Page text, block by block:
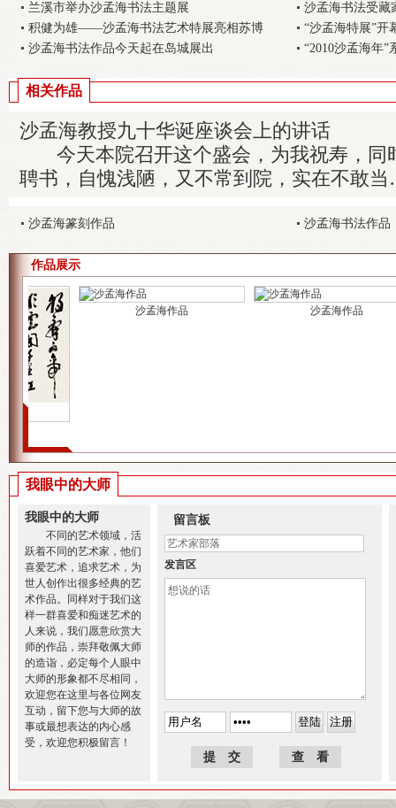
兰溪市举办沙孟海书法主题展
沙孟海书法受藏
积健为雄——沙孟海书法艺术特展亮相苏博
“沙孟海特展”开
沙孟海书法作品今天起在岛城展出
“2010沙孟海年”
相关作品
沙孟海教授九十华诞座谈会上的讲话
今天本院召开这个盛会，为我祝寿，同
聘书，自愧浅陋，又不常到院，实在不敢
沙孟海篆刻作品 沙孟海书法作品
作品展示
沙孟海作品 沙孟海作品
我眼中的大师
我眼中的大师
不同的艺术领域，活
跃着不同的艺术家，他们
喜爱艺术，追求艺术，为
世人创作出很多经典的艺
术作品。同样对于我们这
样一群喜爱和痴迷艺术的
人来说，我们愿意欣赏大
师的作品，崇拜敬佩大师
的造诣，必定每个人眼中
大师的形象都不尽相同，
欢迎您在这里与各位网友
互动，留下您与大师的故
事或最想表达的内心感
受，欢迎您积极留言！
留言板
发言区